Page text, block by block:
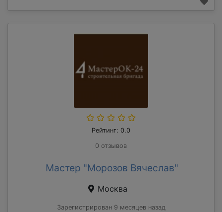
Рейтинг: 0.0
0 отзывов
Мастер "Морозов Вячеслав"
Москва
Зарегистрирован 9 месяцев назад